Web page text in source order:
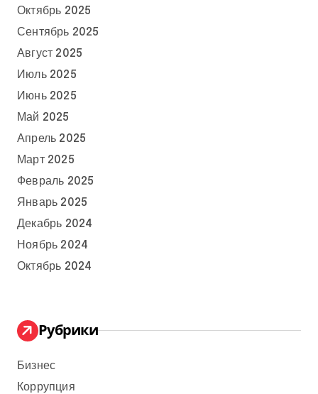
Октябрь 2025
Сентябрь 2025
Август 2025
Июль 2025
Июнь 2025
Май 2025
Апрель 2025
Март 2025
Февраль 2025
Январь 2025
Декабрь 2024
Ноябрь 2024
Октябрь 2024
Рубрики
Бизнес
Коррупция